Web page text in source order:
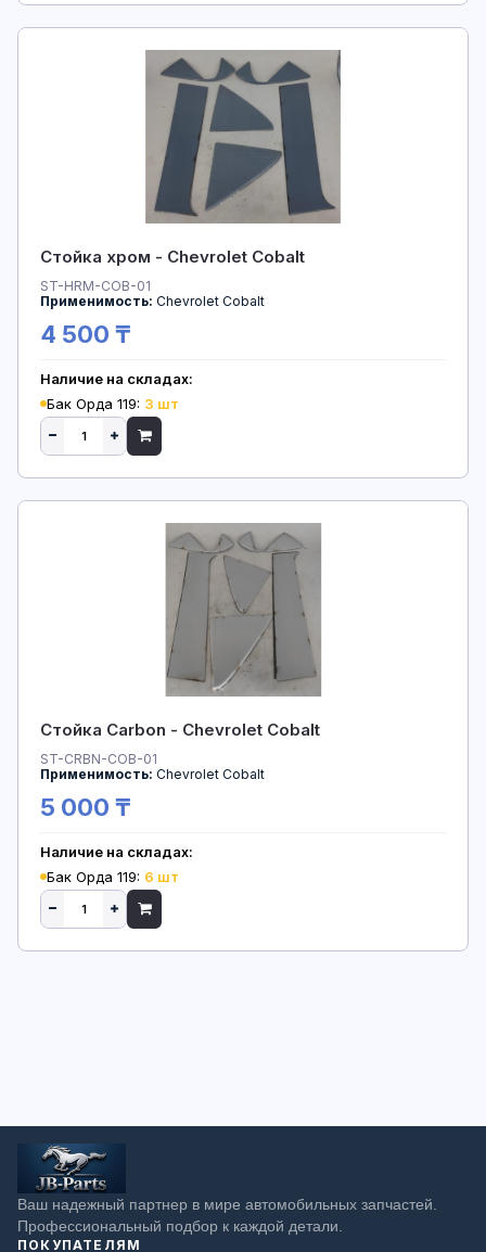
Стойка хром - Chevrolet Cobalt
ST-HRM-COB-01
Применимость: Chevrolet Cobalt
4 500 ₸
Наличие на складах:
Бак Орда 119: 3 шт
Стойка Carbon - Chevrolet Cobalt
ST-CRBN-COB-01
Применимость: Chevrolet Cobalt
5 000 ₸
Наличие на складах:
Бак Орда 119: 6 шт
Ваш надежный партнер в мире автомобильных запчастей.
Профессиональный подбор к каждой детали.
ПОКУПАТЕЛЯМ